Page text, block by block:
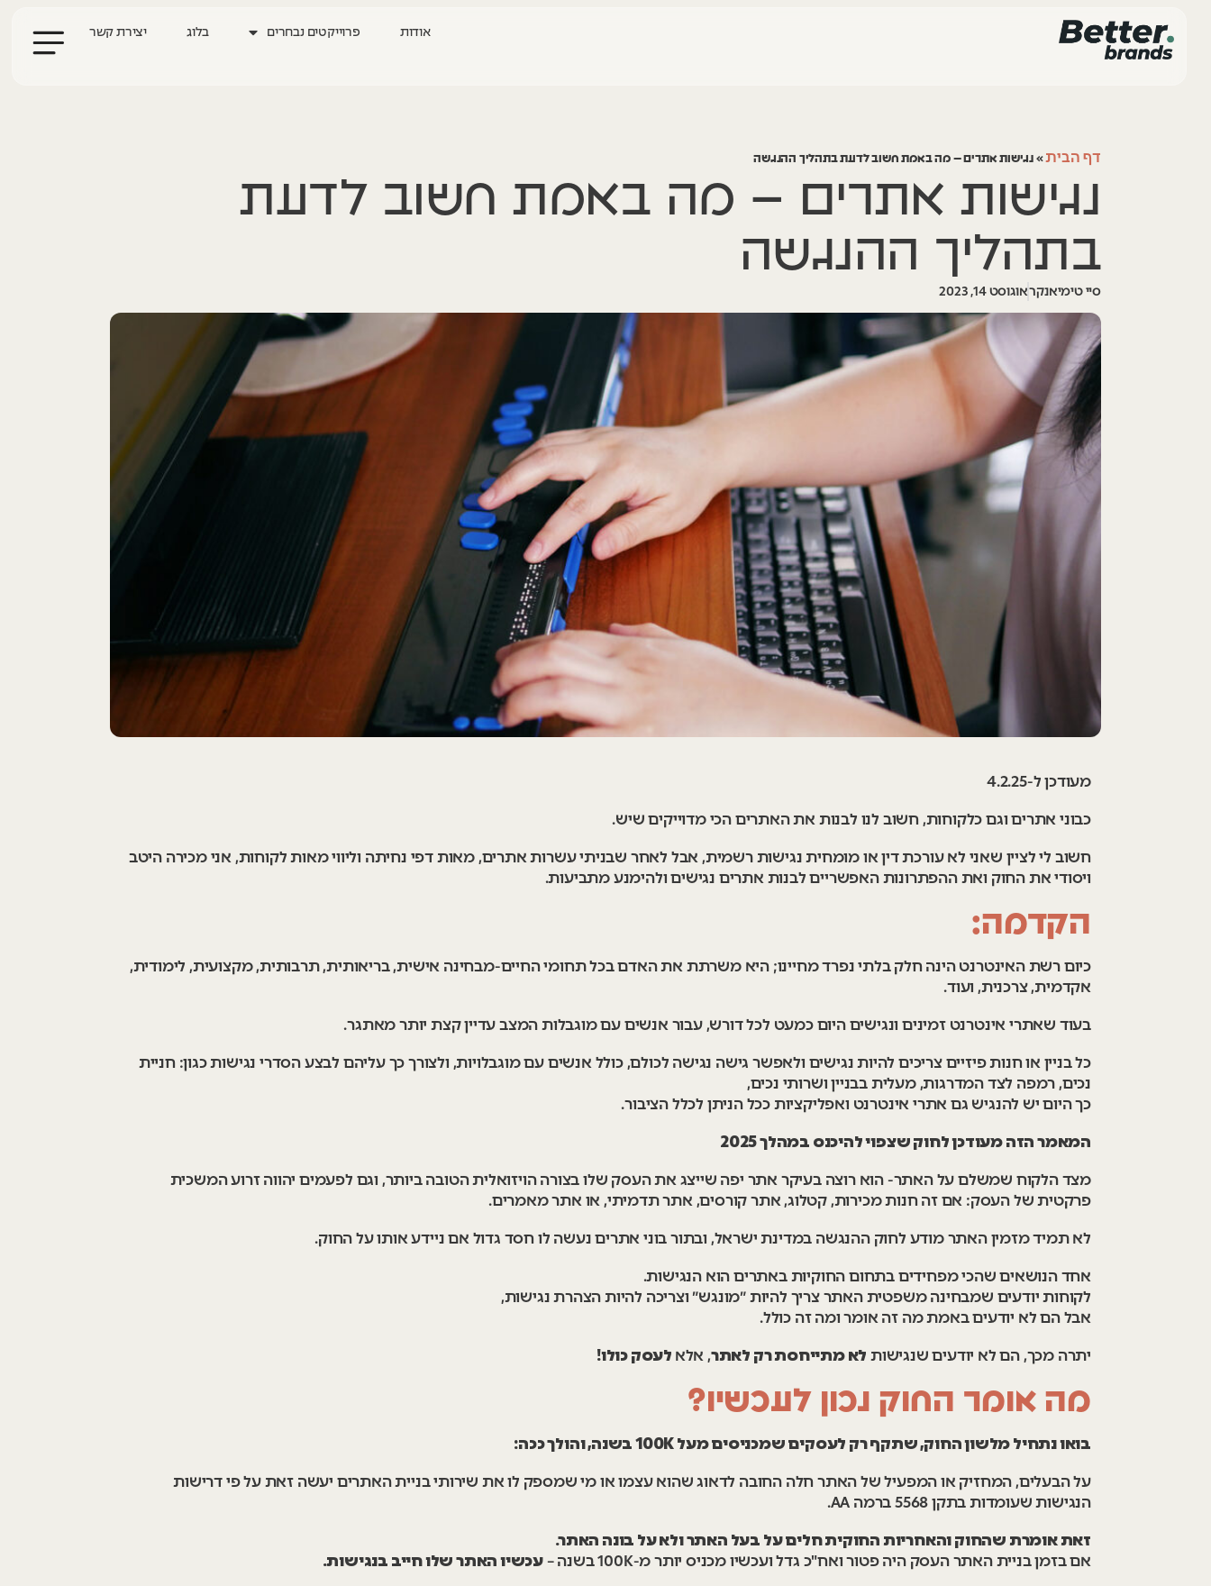
אודות פרוייקטים נבחרים בלוג יצירת קשר
דף הבית»נגישות אתרים – מה באמת חשוב לדעת בתהליך ההנגשה
נגישות אתרים – מה באמת חשוב לדעת
בתהליך ההנגשה
סיי טימיאנקראוגוסט 14, 2023
מעודכן ל-4.2.25
כבוני אתרים וגם כלקוחות, חשוב לנו לבנות את האתרים הכי מדוייקים שיש.
חשוב לי לציין שאני לא עורכת דין או מומחית נגישות רשמית, אבל לאחר שבניתי עשרות אתרים, מאות דפי נחיתה וליווי מאות לקוחות, אני מכירה היטב
ויסודי את החוק ואת ההפתרונות האפשריים לבנות אתרים נגישים ולהימנע מתביעות.
הקדמה:
כיום רשת האינטרנט הינה חלק בלתי נפרד מחיינו; היא משרתת את האדם בכל תחומי החיים-מבחינה אישית, בריאותית, תרבותית, מקצועית, לימודית,
אקדמית, צרכנית, ועוד.
בעוד שאתרי אינטרנט זמינים ונגישים היום כמעט לכל דורש, עבור אנשים עם מוגבלות המצב עדיין קצת יותר מאתגר.
כל בניין או חנות פיזיים צריכים להיות נגישים ולאפשר גישה נגישה לכולם, כולל אנשים עם מוגבלויות, ולצורך כך עליהם לבצע הסדרי נגישות כגון: חניית
נכים, רמפה לצד המדרגות, מעלית בבניין ושרותי נכים,
כך היום יש להנגיש גם אתרי אינטרנט ואפליקציות ככל הניתן לכלל הציבור.
המאמר הזה מעודכן לחוק שצפוי להיכנס במהלך 2025
מצד הלקוח שמשלם על האתר- הוא רוצה בעיקר אתר יפה שייצג את העסק שלו בצורה הויזואלית הטובה ביותר, וגם לפעמים יהווה זרוע המשכית
פרקטית של העסק: אם זה חנות מכירות, קטלוג, אתר קורסים, אתר תדמיתי, או אתר מאמרים.
לא תמיד מזמין האתר מודע לחוק ההנגשה במדינת ישראל, ובתור בוני אתרים נעשה לו חסד גדול אם ניידע אותו על החוק.
אחד הנושאים שהכי מפחידים בתחום החוקיות באתרים הוא הנגישות.
לקוחות יודעים שמבחינה משפטית האתר צריך להיות ״מונגש״ וצריכה להיות הצהרת נגישות,
אבל הם לא יודעים באמת מה זה אומר ומה זה כולל.
יתרה מכך, הם לא יודעים שנגישות לא מתייחסת רק לאתר, אלא לעסק כולו!
מה אומר החוק נכון לעכשיו?
בואו נתחיל מלשון החוק, שתקף רק לעסקים שמכניסים מעל 100K בשנה, והולך ככה:
על הבעלים, המחזיק או המפעיל של האתר חלה החובה לדאוג שהוא עצמו או מי שמספק לו את שירותי בניית האתרים יעשה זאת על פי דרישות
הנגישות שעומדות בתקן 5568 ברמה AA.
זאת אומרת שהחוק והאחריות החוקית חלים על בעל האתר ולא על בונה האתר.
אם בזמן בניית האתר העסק היה פטור ואח"כ גדל ועכשיו מכניס יותר מ-100K בשנה – עכשיו האתר שלו חייב בנגישות.